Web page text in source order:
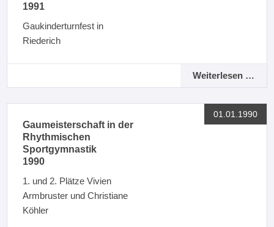
1991
Gaukinderturnfest in
Riederich
Weiterlesen …
01.01.1990
Gaumeisterschaft in der
Rhythmischen
Sportgymnastik
1990
1. und 2. Plätze Vivien
Armbruster und Christiane
Köhler